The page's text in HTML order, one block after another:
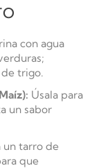
con agua
trigo.
Úsala para
un sabor
un tarro de
que